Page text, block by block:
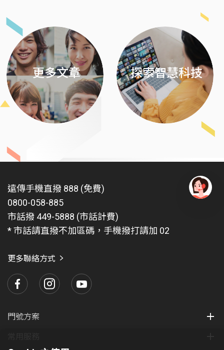
更多文章 探索智慧科技
遠傳手機直撥 888 (免費)
0800-058-885
市話撥 449-5888 (市話計費)
* 市話請直撥不加區碼，手機撥打請加 02
更多聯絡方式
門號方案